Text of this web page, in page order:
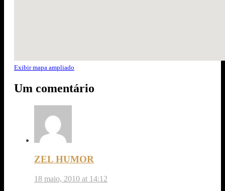
Exibir mapa ampliado
Um comentário
ZEL HUMOR
18 maio, 2010 at 14:12